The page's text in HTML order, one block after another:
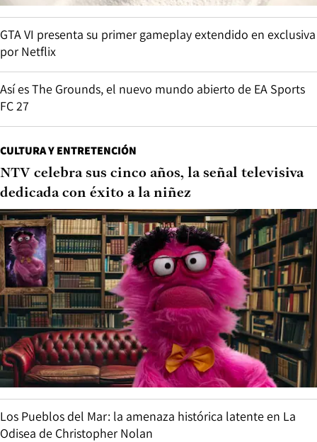
GTA VI presenta su primer gameplay extendido en exclusiva
por Netflix
Así es The Grounds, el nuevo mundo abierto de EA Sports
FC 27
CULTURA Y ENTRETENCIÓN
NTV celebra sus cinco años, la señal televisiva
dedicada con éxito a la niñez
Los Pueblos del Mar: la amenaza histórica latente en La
Odisea de Christopher Nolan